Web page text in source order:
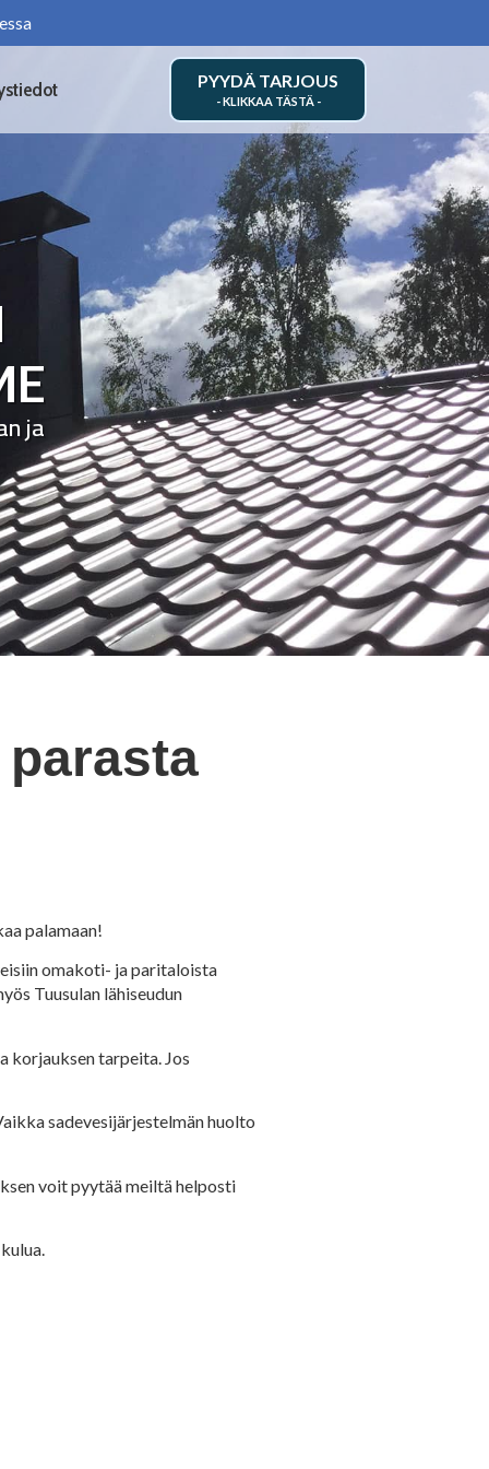
PYYDÄ TARJOUS
ja
palamaan!
omakoti- ja paritaloista
Tuusulan lähiseudun
korjauksen tarpeita. Jos
sadevesijärjestelmän huolto
voit pyytää meiltä helposti